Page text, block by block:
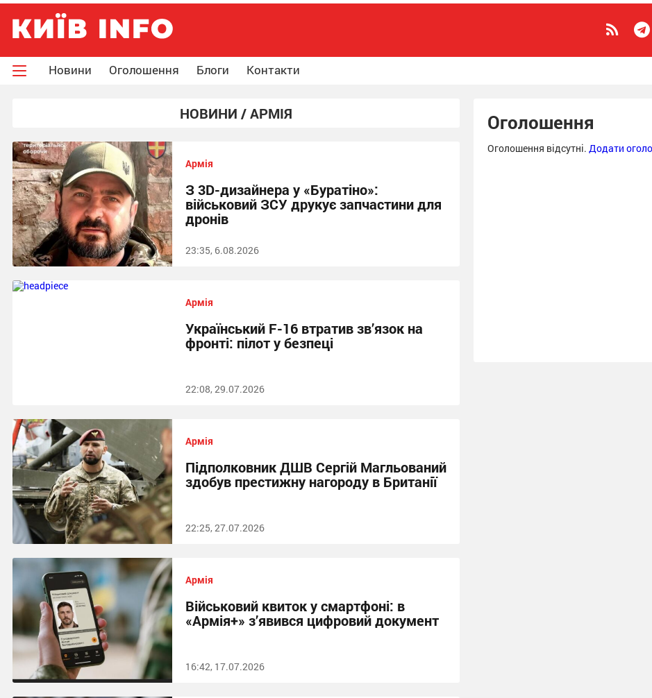
Новини Оголошення Блоги Контакти
НОВИНИ / АРМІЯ
Армія
З 3D-дизайнера у «Буратіно»:
військовий ЗСУ друкує запчастини для
дронів
23:35, 6.08.2026
Армія
Український F-16 втратив зв’язок на
фронті: пілот у безпеці
22:08, 29.07.2026
Армія
Підполковник ДШВ Сергій Магльований
здобув престижну нагороду в Британії
22:25, 27.07.2026
Армія
Військовий квиток у смартфоні: в
«Армія+» з’явився цифровий документ
16:42, 17.07.2026
Оголошення
Оголошення відсутні. Додати